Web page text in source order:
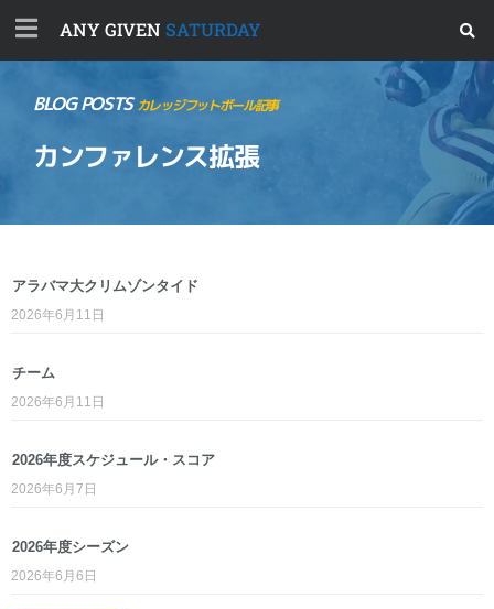
ANY GIVEN SATURDAY
BLOG POSTSカレッジフットボール記事
カンファレンス拡張
アラバマ大クリムゾンタイド
2026年6月11日
チーム
2026年6月11日
2026年度スケジュール・スコア
2026年6月7日
2026年度シーズン
2026年6月6日